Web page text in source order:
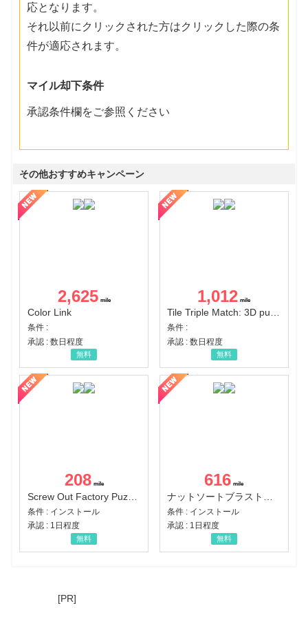
応となります。
それ以前にクリックされた方はクリックした際の条
件が適応されます。
マイル却下条件
承認条件欄をご参照ください
その他おすすめキャンペーン
2,625
Color Link
条件 :
承認 : 数日程度
無料
1,012
Tile Triple Match: 3D puzzle
条件 :
承認 : 数日程度
無料
208
Screw Out Factory Puzzle 3D（経験値バーのマイルストーンを5にする（ユーザーレベル5に到達する））（Android）
条件 : インストール
承認 : 1日程度
無料
616
条件 : インストール
承認 : 1日程度
無料
[PR]